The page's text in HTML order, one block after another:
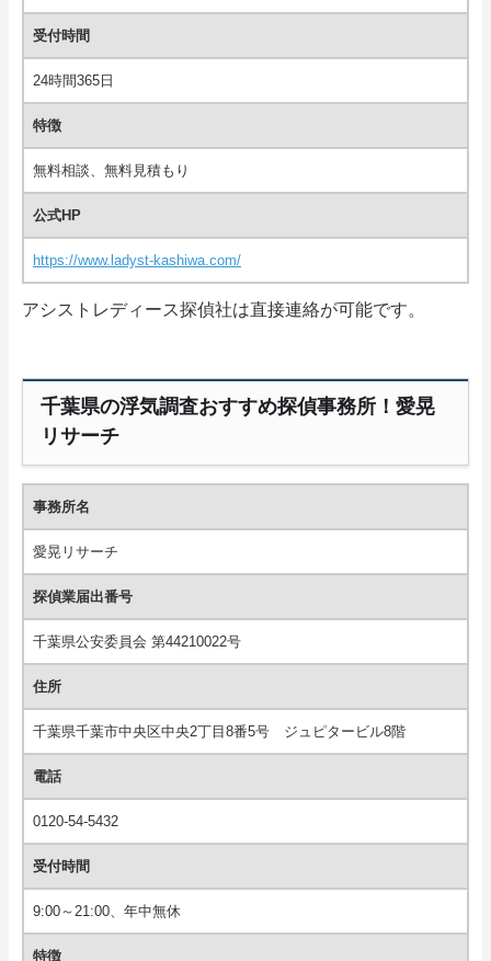
受付時間
24時間365日
特徴
無料相談、無料見積もり
公式HP
https://www.ladyst-kashiwa.com/
アシストレディース探偵社は直接連絡が可能です。
千葉県の浮気調査おすすめ探偵事務所！愛晃
リサーチ
事務所名
愛晃リサーチ
探偵業届出番号
千葉県公安委員会 第44210022号
住所
千葉県千葉市中央区中央2丁目8番5号 ジュピタービル8階
電話
0120-54-5432
受付時間
9:00～21:00、年中無休
特徴